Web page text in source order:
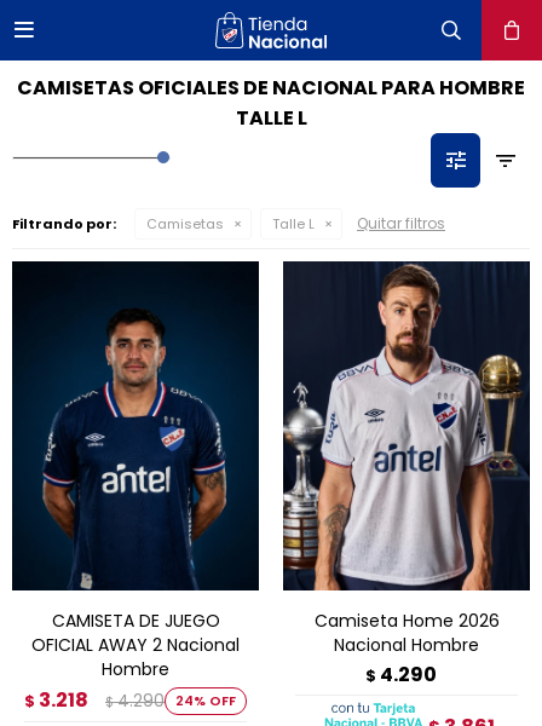

CAMISETAS OFICIALES DE NACIONAL PARA HOMBRE
TALLE L
Filtrando por: Camisetas Talle L Quitar filtros
CAMISETA DE JUEGO
OFICIAL AWAY 2 Nacional
Hombre
$ 3.218 $ 4.290 24
Camiseta Home 2026
Nacional Hombre
$ 4.290
close